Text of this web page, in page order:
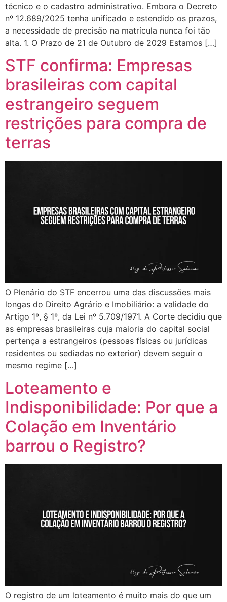
técnico e o cadastro administrativo. Embora o Decreto
nº 12.689/2025 tenha unificado e estendido os prazos,
a necessidade de precisão na matrícula nunca foi tão
alta. 1. O Prazo de 21 de Outubro de 2029 Estamos […]
STF confirma: Empresas
brasileiras com capital
estrangeiro seguem
restrições para compra de
terras
O Plenário do STF encerrou uma das discussões mais
longas do Direito Agrário e Imobiliário: a validade do
Artigo 1º, § 1º, da Lei nº 5.709/1971. A Corte decidiu que
as empresas brasileiras cuja maioria do capital social
pertença a estrangeiros (pessoas físicas ou jurídicas
residentes ou sediadas no exterior) devem seguir o
mesmo regime […]
Loteamento e
Indisponibilidade: Por que a
Colação em Inventário
barrou o Registro?
O registro de um loteamento é muito mais do que um